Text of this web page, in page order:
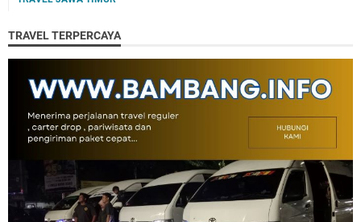
TRAVEL TERPERCAYA